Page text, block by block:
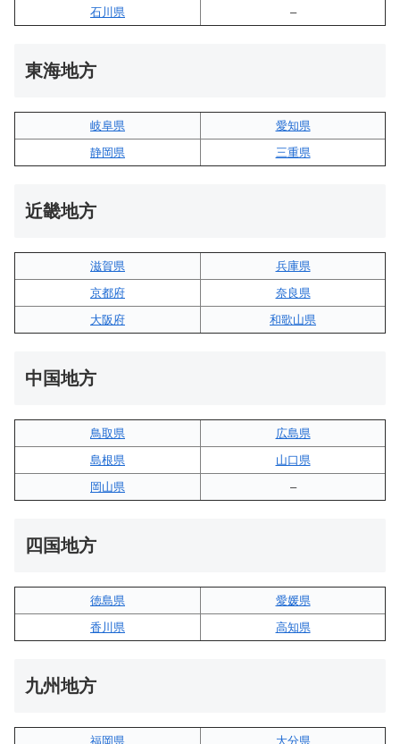
石川県
–
東海地方
岐阜県
愛知県
静岡県
三重県
近畿地方
滋賀県
兵庫県
京都府
奈良県
大阪府
和歌山県
中国地方
鳥取県
広島県
島根県
山口県
岡山県
–
四国地方
徳島県
愛媛県
香川県
高知県
九州地方
福岡県 大分県